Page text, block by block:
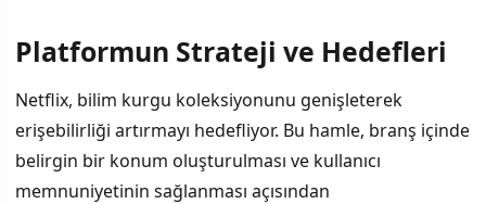
Platformun Strateji ve Hedefleri
Netflix, bilim kurgu koleksiyonunu genişleterek
erişebilirliği artırmayı hedefliyor. Bu hamle, branş içinde
belirgin bir konum oluşturulması ve kullanıcı
memnuniyetinin sağlanması açısından